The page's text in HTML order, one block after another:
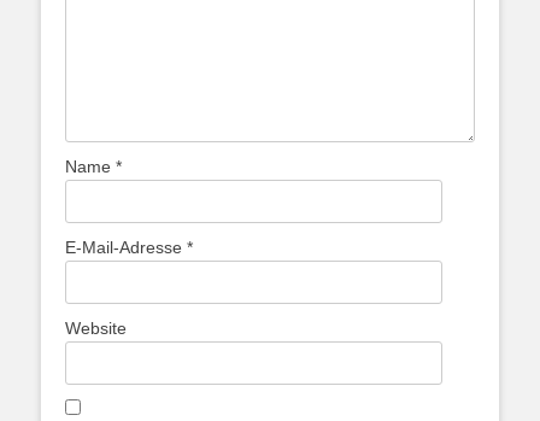
Name *
E-Mail-Adresse *
Website